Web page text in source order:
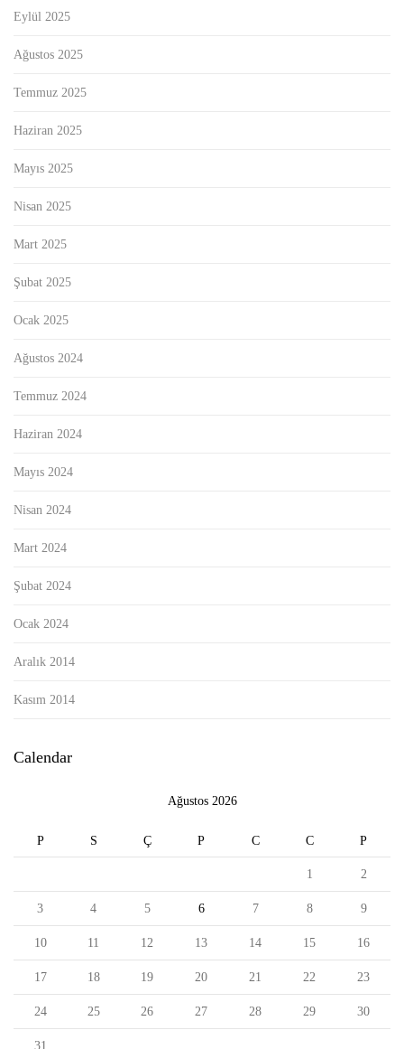
Eylül 2025
Ağustos 2025
Temmuz 2025
Haziran 2025
Mayıs 2025
Nisan 2025
Mart 2025
Şubat 2025
Ocak 2025
Ağustos 2024
Temmuz 2024
Haziran 2024
Mayıs 2024
Nisan 2024
Mart 2024
Şubat 2024
Ocak 2024
Aralık 2014
Kasım 2014
Calendar
Ağustos 2026
P S Ç P C C P
1 2
3 4 5 6 7 8 9
10 11 12 13 14 15 16
17 18 19 20 21 22 23
24 25 26 27 28 29 30
31